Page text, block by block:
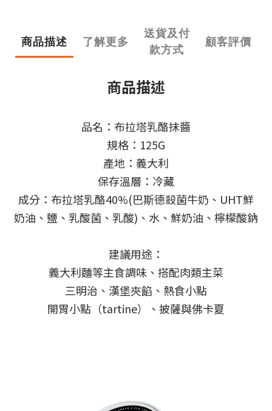
商品描述 了解更多
送貨及付
款方式
顧客評價
商品描述
品名：布拉塔乳酪抹醬
規格：125G
產地：義大利
保存溫層：冷藏
成分：布拉塔乳酪40%(巴斯德殺菌牛奶、UHT鮮
奶油、鹽、乳酸菌、乳酸)、水、鮮奶油、檸檬酸鈉
建議用途：
義大利麵等主食調味、搭配肉類主菜
三明治、漢堡夾餡、熱食小點
開胃小點（tartine）、披薩與佛卡夏